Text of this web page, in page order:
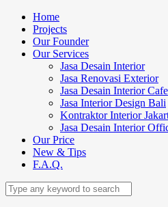
Home
Projects
Our Founder
Our Services
Jasa Desain Interior
Jasa Renovasi Exterior
Jasa Desain Interior Cafe
Jasa Interior Design Bali
Kontraktor Interior
Jasa Desain Interior
Our Price
New & Tips
F.A.Q.